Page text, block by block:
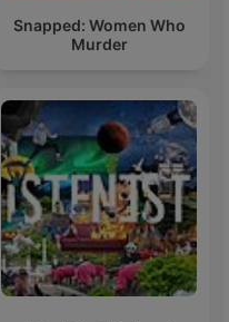
Snapped: Women Who
Murder